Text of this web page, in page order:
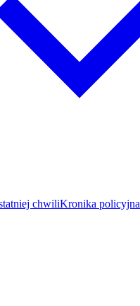
chwiliKronika policyjna